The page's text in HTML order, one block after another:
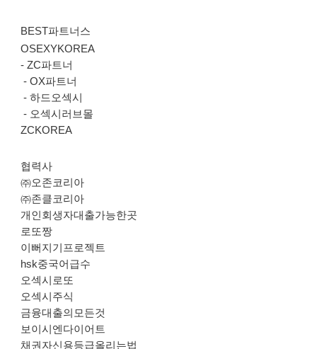
BEST파트너스
OSEXYKOREA
-ZC파트너
-OX파트너
-하드오섹시
- 오섹시러브몰
ZCKOREA
협력사
㈜오존코리아
㈜존클코리아
개인회생자대출가능한곳
로또짱
이뻐지기프로젝트
hsk중국어급수
오섹시로또
오섹시주식
금융대출의모든것
보이시엔다이어트
채권자신용등급올리는법